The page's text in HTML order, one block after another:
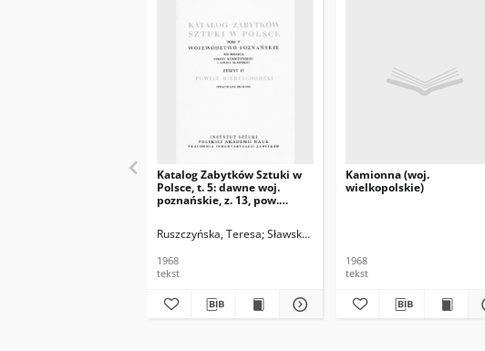
Katalog Zabytków Sztuki w
Polsce, t. 5: dawne woj.
poznańskie, z. 13, pow.
Ruszczyńska, Teresa Sławska, Aniela
1968
tekst
Kamionna (woj.
wielkopolskie)
1968
tekst